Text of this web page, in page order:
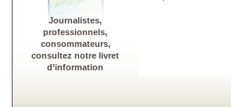
Journalistes,
professionnels,
consommateurs,
consultez notre livret
d’information